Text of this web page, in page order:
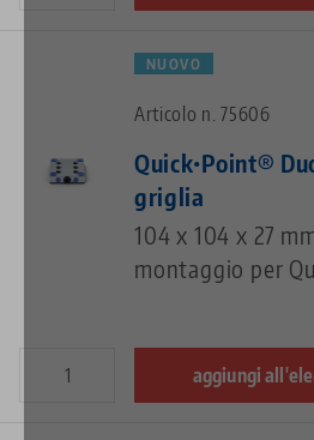
NUOVO
Articolo n. 75606
Quick•Point®
griglia
104 x 104 x 27
montaggio per
aggiungi